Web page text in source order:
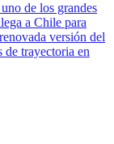
de los grandes
a Chile para
versión del
trayectoria en